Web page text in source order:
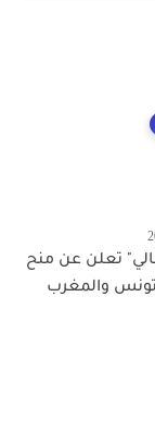
تعلن عن منح
والمغرب